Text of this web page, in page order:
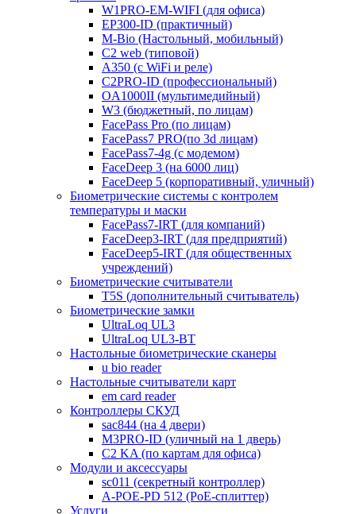
W1PRO-EM-WIFI (для офиса)
EP300-ID (практичный)
M-Bio (Настольный, мобильный)
С2 web (типовой)
A350 (с WiFi и реле)
C2PRO-ID (профессиональный)
OA1000II (мультимедийный)
W3 (бюджетный, по лицам)
FacePass Pro (по лицам)
FacePass7 PRO(по 3d лицам)
FacePass7-4g (с модемом)
FaceDeep 3 (на 6000 лиц)
FaceDeep 5 (корпоративный, уличный)
Биометрические системы с контролем
температуры и маски
FacePass7-IRT (для компаний)
FaceDeep3-IRT (для предприятий)
FaceDeep5-IRT (для общественных
учреждений)
Биометрические считыватели
T5S (дополнительный считыватель)
Биометрические замки
UltraLoq UL3
UltraLoq UL3-BT
Настольные биометрические сканеры
u bio reader
Настольные считыватели карт
em card reader
Контроллеры СКУД
sac844 (на 4 двери)
M3PRO-ID (уличный на 1 дверь)
C2 KA (по картам для офиса)
Модули и аксессуары
sc011 (секретный контроллер)
A-POE-PD 512 (PoE-сплиттер)
Услуги